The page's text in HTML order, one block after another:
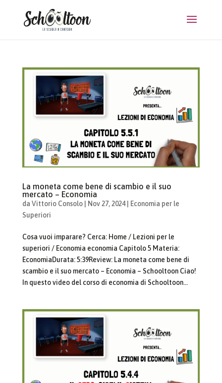
La moneta come bene di scambio e il suo
mercato – Economia
da Vittorio Consolo| Nov 27, 2024| Economia per le
Superiori
Cosa vuoi imparare? Cerca: Home / Lezioni per le
superiori / Economia economia Capitolo 5 Materia:
EconomiaDurata: 5:39Review: La moneta come bene di
scambio e il suo mercato – Economia – Schooltoon Ciao!
In questo video del corso di economia di Schooltoon...